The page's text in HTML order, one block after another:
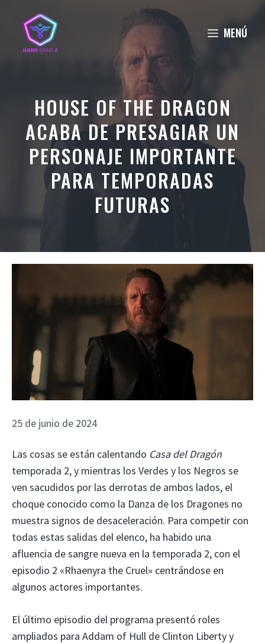
contenido
MENÚ
HOUSE OF THE DRAGON
ACABA DE PRESAGIAR UN
PERSONAJE IMPORTANTE
PARA TEMPORADAS
FUTURAS
25 de junio de 2024
Las cosas se están calentando Casa del Dragón
temporada 2, y mientras los Verdes y los Negros se
ven sacudidos por las derrotas de ambos lados, el
choque conocido como la Danza de los Dragones no
muestra signos de desaceleración. Para competir con
todas estas salidas del elenco, ha habido una
afluencia de sangre nueva en la temporada 2, con el
episodio 2 «Rhaenyra the Cruel» centrándose en
algunos actores importantes.
El último episodio del programa presentó roles
ampliados para Addam of Hull de Clinton Liberty y